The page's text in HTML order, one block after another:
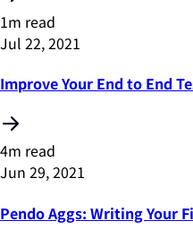
1m read
Jul 22, 2021
Improve Your End to End
4m read
Jun 29, 2021
Pendo Aggs: Writing Your